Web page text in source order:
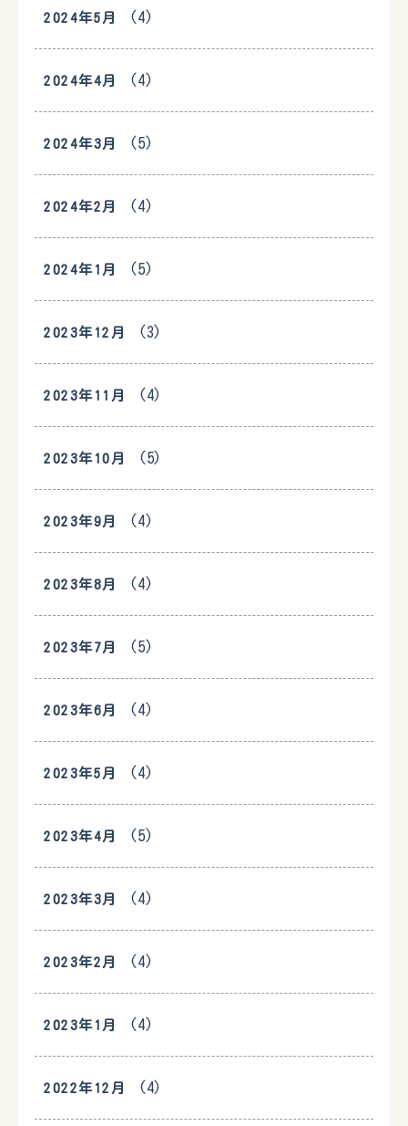
2024年5月 (4)
2024年4月 (4)
2024年3月 (5)
2024年2月 (4)
2024年1月 (5)
2023年12月 (3)
2023年11月 (4)
2023年10月 (5)
2023年9月 (4)
2023年8月 (4)
2023年7月 (5)
2023年6月 (4)
2023年5月 (4)
2023年4月 (5)
2023年3月 (4)
2023年2月 (4)
2023年1月 (4)
2022年12月 (4)